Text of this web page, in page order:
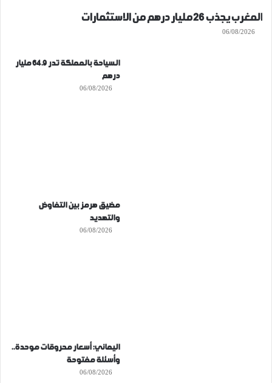
المغرب يجذب 26 مليار درهم من الاستثمارات
06/08/2026
السياحة بالمملكة تدر 64.9 مليار
درهم
06/08/2026
مضيق هرمز بين التفاوض
والتهديد
06/08/2026
اليماني: أسعار محروقات موحدة..
وأسئلة مفتوحة
06/08/2026